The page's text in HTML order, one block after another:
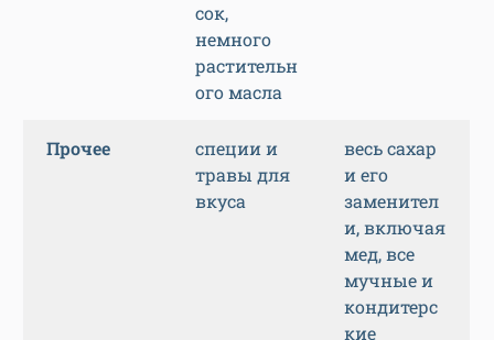
сок,
немного
растительн
ого масла
Прочее
специи и
травы для
вкуса
весь сахар
и его
заменител
и, включая
мед, все
мучные и
кондитерс
кие